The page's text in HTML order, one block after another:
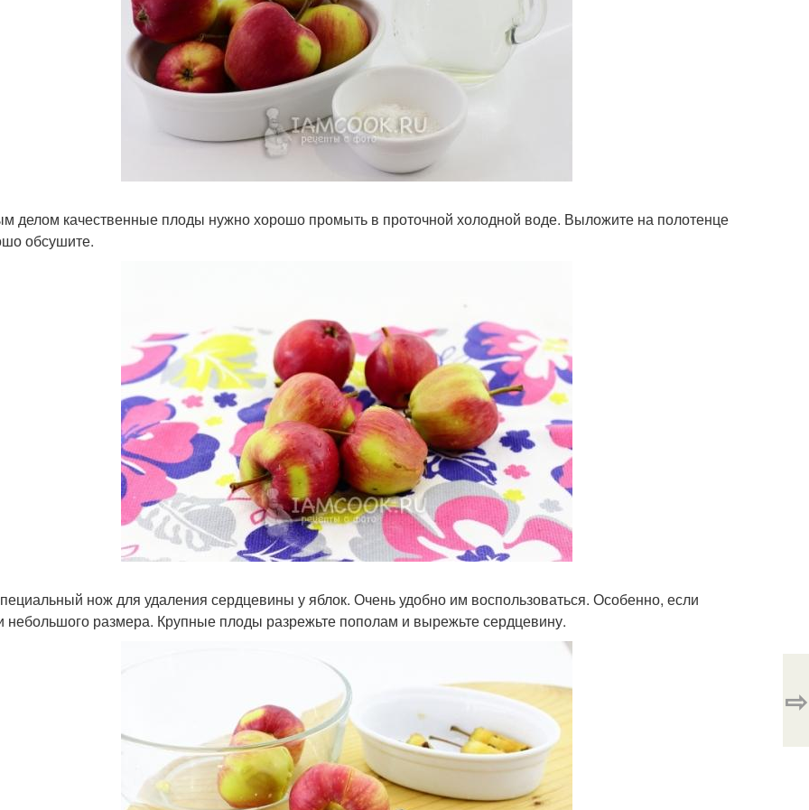
делом качественные плоды нужно хорошо промыть в проточной холодной воде. Выложите на полотенце
обсушите.
нож для удаления сердцевины у яблок. Очень удобно им воспользоваться. Особенно, если
небольшого размера. Крупные плоды разрежьте пополам и вырежьте сердцевину.
⇨